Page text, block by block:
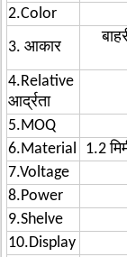
2.Color
3. आकार
4.Relative
आर्द्रता
5.MOQ
6.Material
1.2
7.Voltage
8.Power
9.Shelve
10.Display